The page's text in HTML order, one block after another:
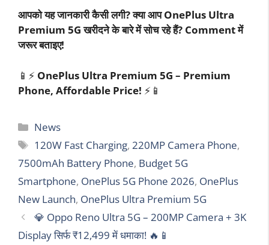
आपको यह जानकारी कैसी लगी? क्या आप OnePlus Ultra
Premium 5G खरीदने के बारे में सोच रहे हैं? Comment में
जरूर बताइए!
📱⚡ OnePlus Ultra Premium 5G – Premium
Phone, Affordable Price! ⚡📱
Categories
News
Tags
120W Fast Charging, 220MP Camera Phone,
7500mAh Battery Phone, Budget 5G
Smartphone, OnePlus 5G Phone 2026, OnePlus
New Launch, OnePlus Ultra Premium 5G
💎 Oppo Reno Ultra 5G – 200MP Camera + 3K
Display सिर्फ ₹12,499 में धमाका! 🔥📱